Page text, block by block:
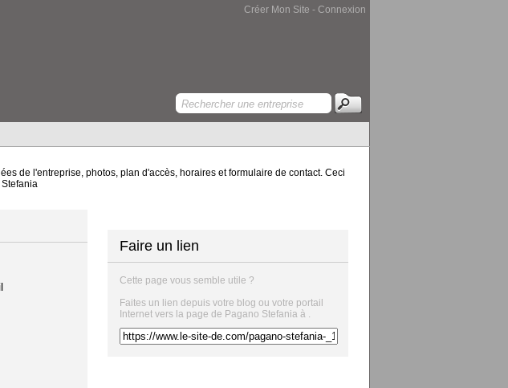
Créer Mon Site - Connexion
de l'entreprise, photos, plan d'accès, horaires et formulaire de contact. Ceci
Faire un lien
Cette page vous semble utile ?
Faites un lien depuis votre blog ou votre portail
Internet vers la page de Pagano Stefania à .